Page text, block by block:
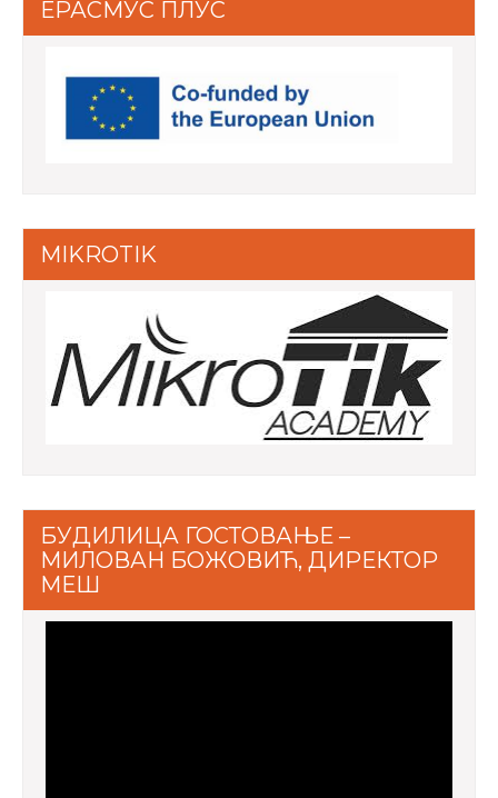
ЕРАСМУС ПЛУС
MIKROTIK
БУДИЛИЦА ГОСТОВАЊЕ –
МИЛОВАН БОЖОВИЋ, ДИРЕКТОР
МЕШ